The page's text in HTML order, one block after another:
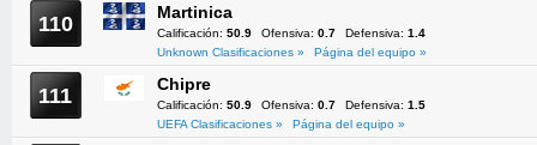
110 Martinica
Calificación: 50.9 Ofensiva: 0.7 Defensiva: 1.4
Unknown Clasificaciones »
Página del equipo »
111 Chipre
Calificación: 50.9 Ofensiva: 0.7 Defensiva: 1.5
UEFA Clasificaciones »
Página del equipo »